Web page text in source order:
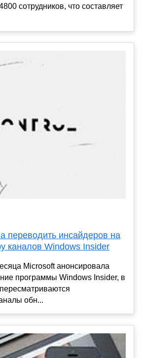
сотрудников, что составляет
переводить инсайдеров на
каналов Windows Insider
Microsoft анонсировала
программы Windows Insider, в
обн...